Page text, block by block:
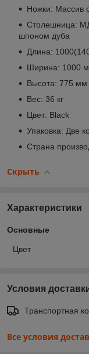
Ножки: Массив
Столешница:
шпоном дуба
Длина:
Ширина: 1000
Высота: 775 мм
Вес: 36 кг
Цвет: Black
Упаковка: Две
Страна
Скрыть
Характеристики
Основные
Цвет
Условия
Транспортная
Все условия